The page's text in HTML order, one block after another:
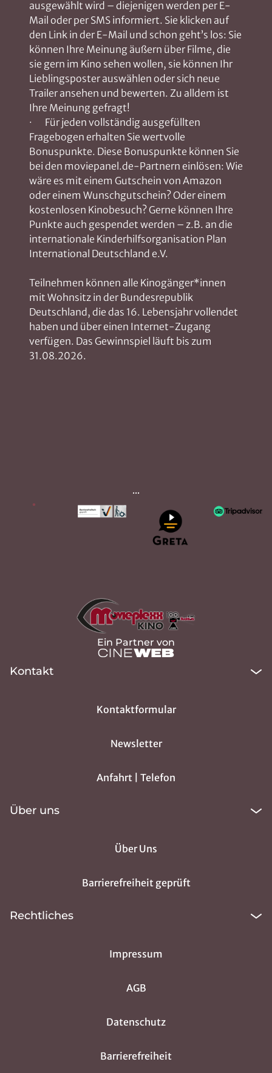
ausgewählt wird – diejenigen werden per E-
Mail oder per SMS informiert. Sie klicken auf
den Link in der E-Mail und schon geht’s los: Sie
können Ihre Meinung äußern über Filme, die
sie gern im Kino sehen wollen, sie können Ihr
Lieblingsposter auswählen oder sich neue
Trailer ansehen und bewerten. Zu alldem ist
Ihre Meinung gefragt!
· Für jeden vollständig ausgefüllten
Fragebogen erhalten Sie wertvolle
Bonuspunkte. Diese Bonuspunkte können Sie
bei den moviepanel.de-Partnern einlösen: Wie
wäre es mit einem Gutschein von Amazon
oder einem Wunschgutschein? Oder einem
kostenlosen Kinobesuch? Gerne können Ihre
Punkte auch gespendet werden – z.B. an die
internationale Kinderhilfsorganisation Plan
International Deutschland e.V.
Teilnehmen können alle Kinogänger*innen
mit Wohnsitz in der Bundesrepublik
Deutschland, die das 16. Lebensjahr vollendet
haben und über einen Internet-Zugang
verfügen. Das Gewinnspiel läuft bis zum
31.08.2026.
...
Ein Partner von
Kontakt
Kontaktformular
Newsletter
Anfahrt | Telefon
Über uns
Über Uns
Barrierefreiheit geprüft
Rechtliches
Impressum
AGB
Datenschutz
Barrierefreiheit